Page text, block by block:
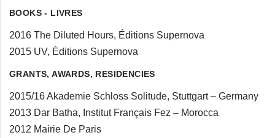
BOOKS - LIVRES
2016 The Diluted Hours, Éditions Supernova
2015 UV, Éditions Supernova
GRANTS, AWARDS, RESIDENCIES
2015/16 Akademie Schloss Solitude, Stuttgart – Germany
2013 Dar Batha, Institut Français Fez – Morocca
2012 Mairie De Paris